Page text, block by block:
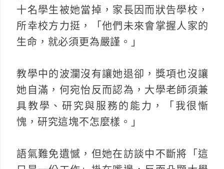
十名學生被她當掉，家長因而狀告學校，
所幸校方力挺，「他們未來會掌握人家的
生命，就必須更為嚴謹。」
教學中的波瀾沒有讓她退卻，獎項也沒讓
她自滿，何宛怡反而認為，大學老師須兼
具教學、研究與服務的能力，「我很慚
愧，研究這塊不怎麼樣。」
語氣難免遺憾，但她在訪談中不斷將「這